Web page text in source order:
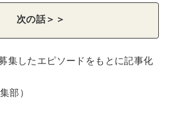
次の話＞＞
集したエピソードをもとに記事化
部）